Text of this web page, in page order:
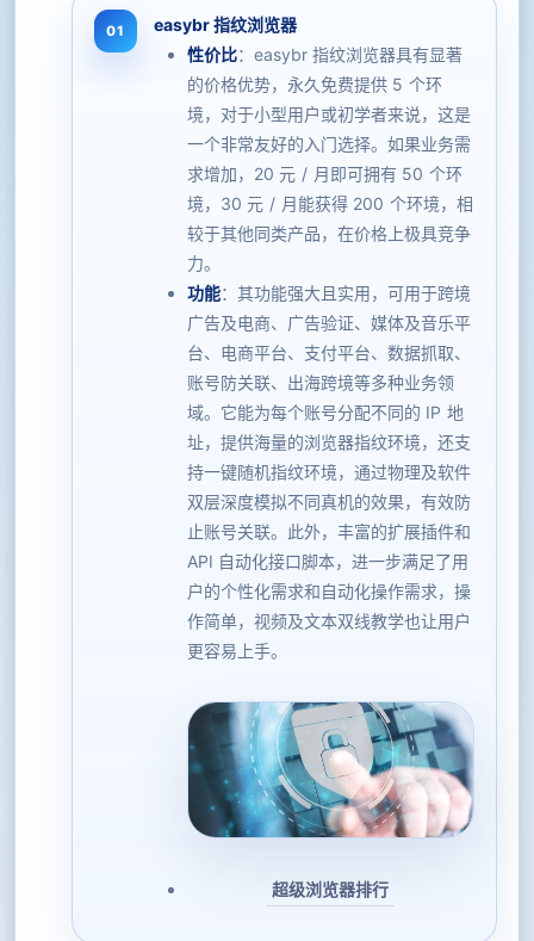
easybr 指纹浏览器
性价比：easybr 指纹浏览器具有显著
的价格优势，永久免费提供 5 个环
境，对于小型用户或初学者来说，这是
一个非常友好的入门选择。如果业务需
求增加，20 元 / 月即可拥有 50 个环
境，30 元 / 月能获得 200 个环境，相
较于其他同类产品，在价格上极具竞争
力。
功能：其功能强大且实用，可用于跨境
广告及电商、广告验证、媒体及音乐平
台、电商平台、支付平台、数据抓取、
账号防关联、出海跨境等多种业务领
域。它能为每个账号分配不同的 IP 地
址，提供海量的浏览器指纹环境，还支
持一键随机指纹环境，通过物理及软件
双层深度模拟不同真机的效果，有效防
止账号关联。此外，丰富的扩展插件和
API 自动化接口脚本，进一步满足了用
户的个性化需求和自动化操作需求，操
作简单，视频及文本双线教学也让用户
更容易上手。
超级浏览器排行